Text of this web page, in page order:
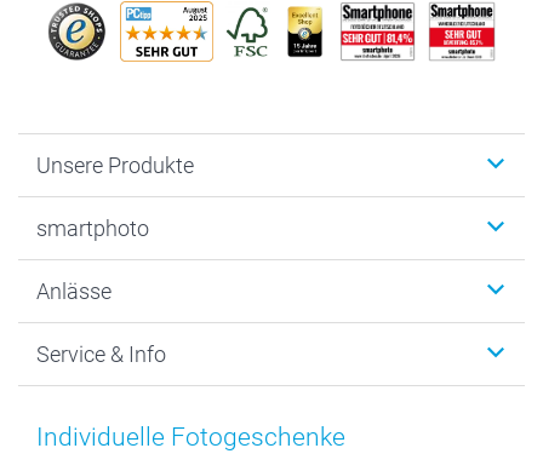
Unsere Produkte
Fotogeschenke
MyNameBook
Fotoabzüge, Fotos als Buch & Poster
Zubehör & Material
Foto-Kalender & Agenden
smartphoto
Warum smartphoto
Datenschutz
AGB
Anlässe
Neujahr
Muttertag
Service & Info
Anmelden /Registrieren
Preise und Versandkosten
Individuelle Fotogeschenke